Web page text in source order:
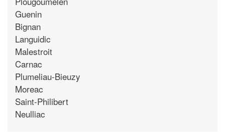
Guenin
Bignan
Languidic
Malestroit
Carnac
Plumeliau-Bieuzy
Moreac
Saint-Philibert
Neulliac